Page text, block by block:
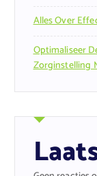
Alles Over
Optimaliseer
Zorginstelling